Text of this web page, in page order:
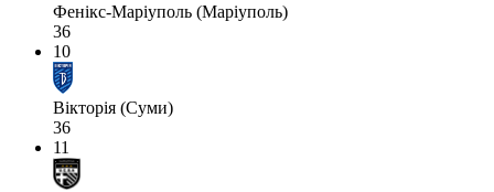
Фенікс-Маріуполь (Маріуполь)
36
10
Вікторія (Суми)
36
11